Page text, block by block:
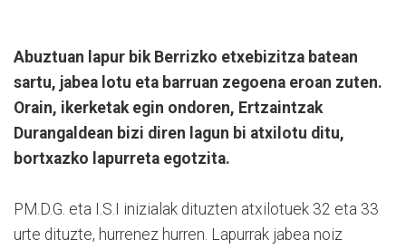
Abuztuan lapur bik Berrizko etxebizitza batean
sartu, jabea lotu eta barruan zegoena eroan zuten.
Orain, ikerketak egin ondoren, Ertzaintzak
Durangaldean bizi diren lagun bi atxilotu ditu,
bortxazko lapurreta egotzita.
PM.D.G. eta I.S.I inizialak dituzten atxilotuek 32 eta 33
urte dituzte, hurrenez hurren. Lapurrak jabea noiz